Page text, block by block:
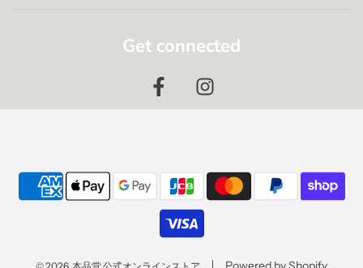
Get connected